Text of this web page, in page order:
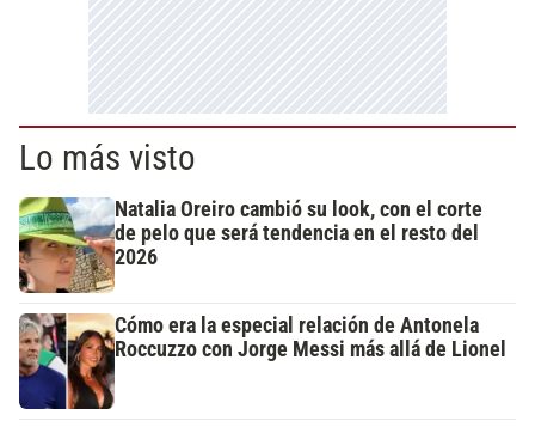
Lo más visto
Natalia Oreiro cambió su look, con el corte
de pelo que será tendencia en el resto del
2026
Cómo era la especial relación de Antonela
Roccuzzo con Jorge Messi más allá de Lionel